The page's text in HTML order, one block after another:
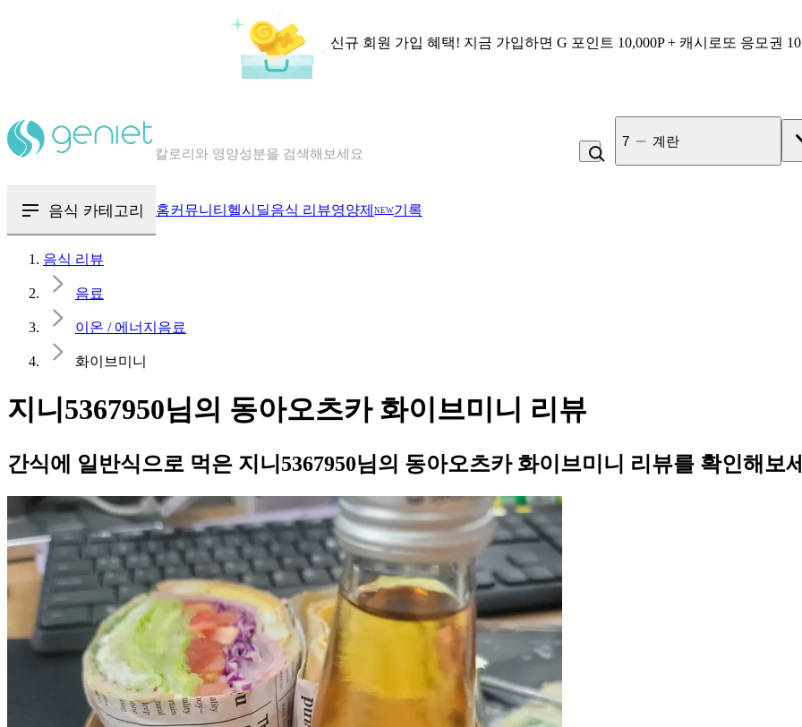
신규 회원 가입 혜택! 지금 가입하면 G 포인트 10,000P + 캐시로또 응모권
혈당 · 다이어트 음식 검색해보세요
7 계란
음식 카테고리 홈커뮤니티 헬시딜음식 리뷰영양제 NEW기록
음식 리뷰
음료
이온 / 에너지음료
화이브미니
지니5367950님의 동아오츠카 화이브미니 리뷰
간식에 일반식으로 먹은 지니5367950님의 동아오츠카 화이브미니 리뷰를 확인해보